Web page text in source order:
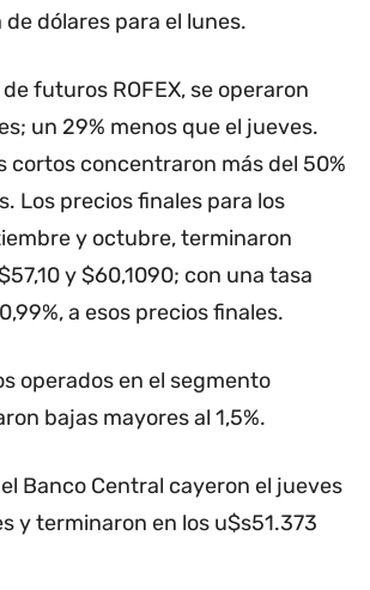
dólares para el lunes.
futuros ROFEX, se operaron
un 29% menos que el jueves.
cortos concentraron más del 50%
Los precios finales para los
y octubre, terminaron
y $60,1090; con una tasa
a esos precios finales.
operados en el segmento
bajas mayores al 1,5%.
Banco Central cayeron el jueves
y terminaron en los u$s51.373